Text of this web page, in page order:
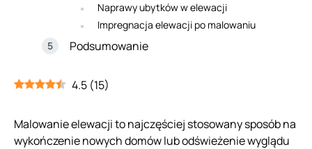
Naprawy ubytków w elewacji
Impregnacja elewacji po malowaniu
Podsumowanie
4.5 (15)
Malowanie elewacji to najczęściej stosowany sposób na
wykończenie nowych domów lub odświeżenie wyglądu